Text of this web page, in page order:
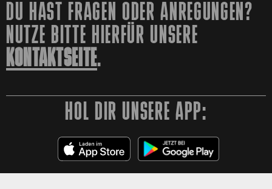
DU HAST FRAGEN ODER ANREGUNGEN?
NUTZE BITTE HIERFÜR UNSERE
KONTAKTSEITE.
HOL DIR UNSERE APP: